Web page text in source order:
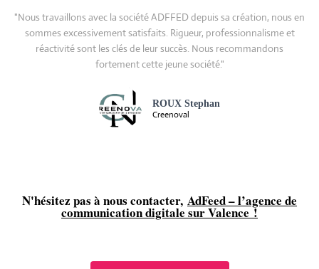
"Nous travaillons avec la société ADFFED depuis sa création, nous en
sommes excessivement satisfaits. Rigueur, professionnalisme et
réactivité sont les clés de leur succès. Nous recommandons
fortement cette jeune société."
ROUX Stephan
Creenoval
N'hésitez pas à nous contacter, AdFeed – l’agence de
communication digitale sur Valence !